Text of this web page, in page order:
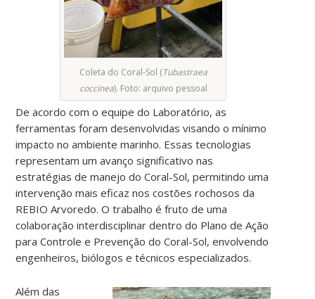
Coleta do Coral-Sol (Tubastraea
coccinea). Foto: arquivo pessoal
De acordo com o equipe do Laboratório, as
ferramentas foram desenvolvidas visando o mínimo
impacto no ambiente marinho. Essas tecnologias
representam um avanço significativo nas
estratégias de manejo do Coral-Sol, permitindo uma
intervenção mais eficaz nos costões rochosos da
REBIO Arvoredo. O trabalho é fruto de uma
colaboração interdisciplinar dentro do Plano de Ação
para Controle e Prevenção do Coral-Sol, envolvendo
engenheiros, biólogos e técnicos especializados.
Além das